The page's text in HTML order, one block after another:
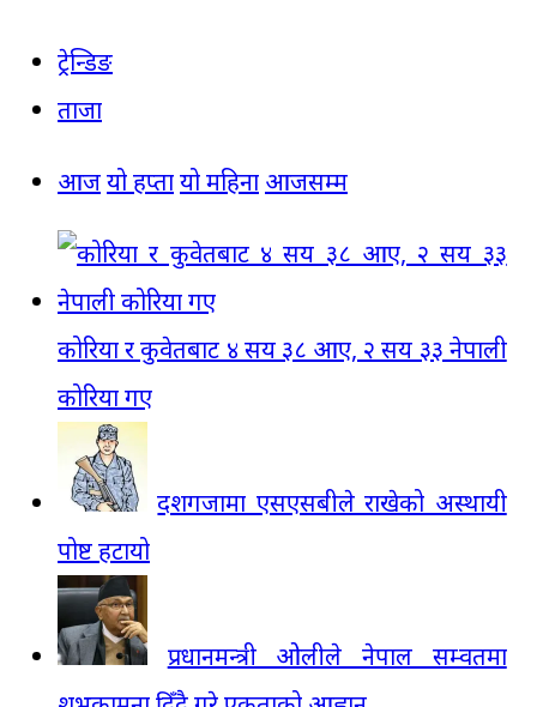
ट्रेन्डिङ
ताजा
आजयो हप्तायो महिना आजसम्म
कोरिया र कुवेतबाट ४ सय ३८ आए, २ सय ३३ नेपाली
कोरिया गए
दशगजामा एसएसबीले राखेको अस्थायी
पोष्ट हटायो
प्रधानमन्त्री ओलीले नेपाल सम्वतमा